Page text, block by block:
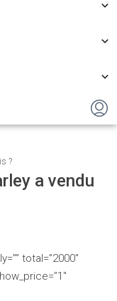
?
a vendu
total=”2000″